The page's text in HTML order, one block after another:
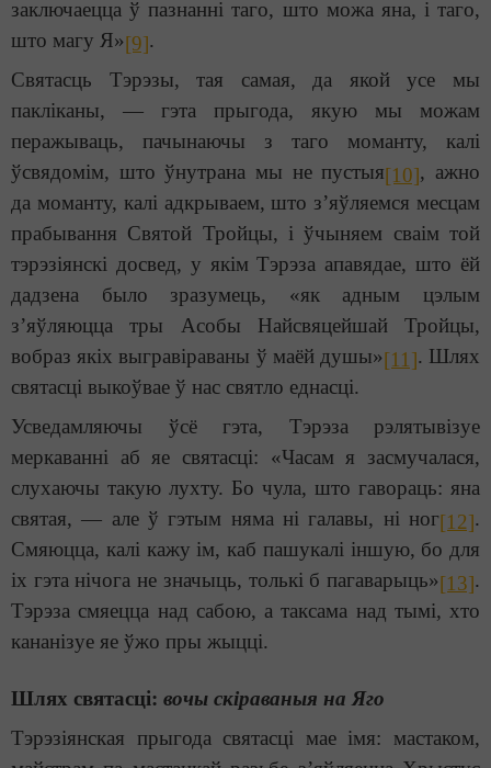
заключаецца ў пазнанні таго, што можа яна, і таго,
што магу Я»[9].
Святасць Тэрэзы, тая самая, да якой усе мы
пакліканы, — гэта прыгода, якую мы можам
перажываць, пачынаючы з таго моманту, калі
ўсвядомім, што ўнутрана мы не пустыя[10], ажно
да моманту, калі адкрываем, што з’яўляемся месцам
прабывання Святой Тройцы, і ўчыняем сваім той
тэрэзіянскі досвед, у якім Тэрэза апавядае, што ёй
дадзена было зразумець, «як адным цэлым
з’яўляюцца тры Асобы Найсвяцейшай Тройцы,
вобраз якіх выгравіраваны ў маёй душы»[11]. Шлях
святасці выкоўвае ў нас святло еднасці.
Усведамляючы ўсё гэта, Тэрэза рэлятывізуе
меркаванні аб яе святасці: «Часам я засмучалася,
слухаючы такую лухту. Бо чула, што гавораць: яна
святая, — але ў гэтым няма ні галавы, ні ног[12].
Смяюцца, калі кажу ім, каб пашукалі іншую, бо для
іх гэта нічога не значыць, толькі б пагаварыць»[13].
Тэрэза смяецца над сабою, а таксама над тымі, хто
кананізуе яе ўжо пры жыцці.
Шлях святасці: вочы скіраваныя на Яго
Тэрэзіянская прыгода святасці мае імя: мастаком,